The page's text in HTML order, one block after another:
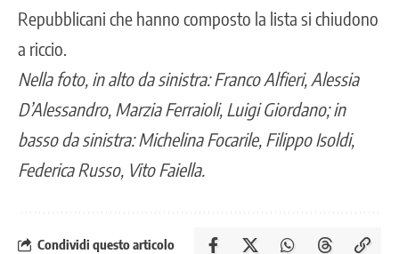
Repubblicani che hanno composto la lista si chiudono
a riccio.
Nella foto, in alto da sinistra: Franco Alfieri, Alessia
D’Alessandro, Marzia Ferraioli, Luigi Giordano; in
basso da sinistra: Michelina Focarile, Filippo Isoldi,
Federica Russo, Vito Faiella.
Condividi questo articolo